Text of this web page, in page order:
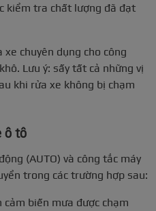
kiểm tra chất lượng đã đạt
xe chuyên dụng cho công
Lưu ý: sấy tất cả những vị
khi rửa xe không bị chạm
ô tô
(AUTO) và công tắc máy
trong các trường hợp sau:
biến mưa được chạm